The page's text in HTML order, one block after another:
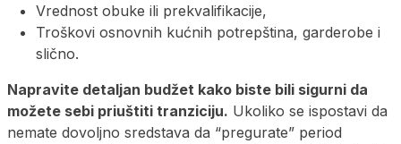
Vrednost obuke ili prekvalifikacije,
Troškovi osnovnih kućnih potrepština, garderobe i
slično.
Napravite detaljan budžet kako biste bili sigurni da
možete sebi priuštiti tranziciju. Ukoliko se ispostavi da
nemate dovoljno sredstava da “pregurate” period